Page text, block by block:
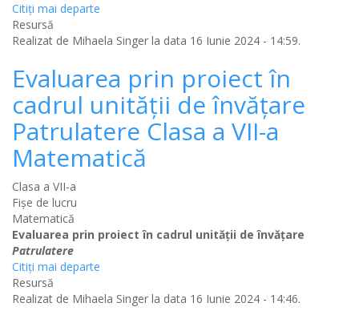
Citiţi mai departe
Resursă
Realizat de Mihaela Singer la data 16 Iunie 2024 - 14:59.
Evaluarea prin proiect în
cadrul unității de învățare
Patrulatere Clasa a VII-a
Matematică
Clasa a VII-a
Fișe de lucru
Matematică
Evaluarea prin proiect în cadrul unității de învățare
Patrulatere
Citiţi mai departe
Resursă
Realizat de Mihaela Singer la data 16 Iunie 2024 - 14:46.